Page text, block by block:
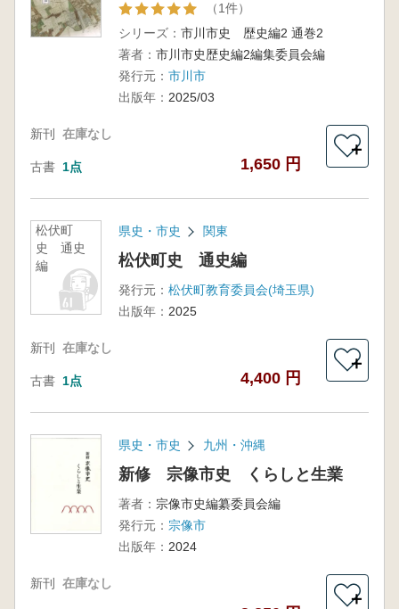
（1件）
シリーズ： 市川市史 歴史編2 通巻2
著者： 市川市史歴史編2編集委員会編
発行元： 市川市
出版年： 2025/03
新刊 在庫なし
古書 1点 1,650 円
＋
松伏町
史 通史
編
県史・市史 関東
松伏町史 通史編
発行元： 松伏町教育委員会(埼玉県)
出版年： 2025
新刊 在庫なし
古書 1点 4,400 円
＋
県史・市史 九州・沖縄
新修 宗像市史 くらしと生業
著者： 宗像市史編纂委員会編
発行元： 宗像市
出版年： 2024
新刊 在庫なし
＋